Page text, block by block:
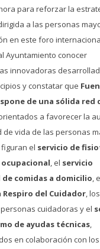
para reforzar la
a las personas
en este foro
Ayuntamiento conocer
innovadoras
y constatar que
de una sólida red
a favorecer la
de vida de las personas
el servicio de
, el servicio
comidas a domicilio,
del Cuidador,
cuidadoras y el
de ayudas técnicas,
en colaboración con los